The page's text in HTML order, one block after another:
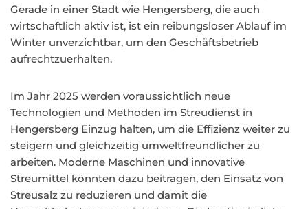
Gerade in einer Stadt wie Hengersberg, die auch
wirtschaftlich aktiv ist, ist ein reibungsloser Ablauf im
Winter unverzichtbar, um den Geschäftsbetrieb
aufrechtzuerhalten.
Im Jahr 2025 werden voraussichtlich neue
Technologien und Methoden im Streudienst in
Hengersberg Einzug halten, um die Effizienz weiter zu
steigern und gleichzeitig umweltfreundlicher zu
arbeiten. Moderne Maschinen und innovative
Streumittel könnten dazu beitragen, den Einsatz von
Streusalz zu reduzieren und damit die